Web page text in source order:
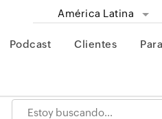
América Latina
Podcast Clientes